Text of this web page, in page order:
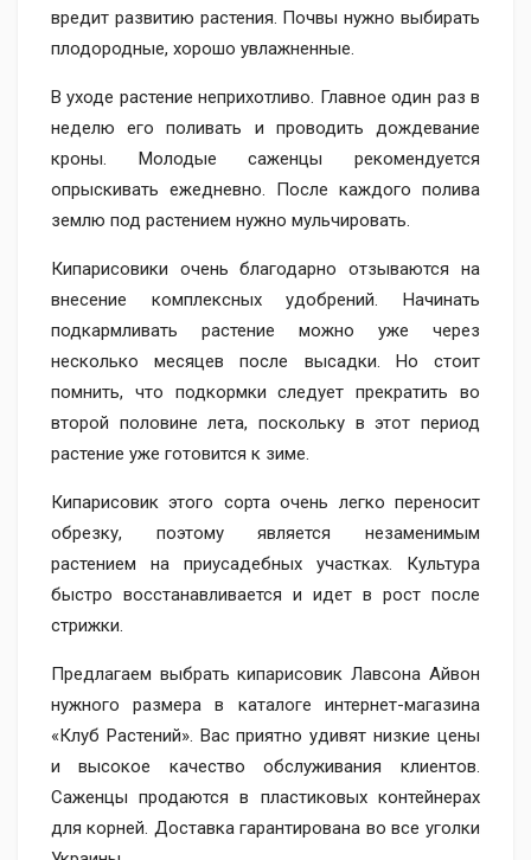
вредит развитию растения. Почвы нужно выбирать
плодородные, хорошо увлажненные.
В уходе растение неприхотливо. Главное один раз в
неделю его поливать и проводить дождевание
кроны. Молодые саженцы рекомендуется
опрыскивать ежедневно. После каждого полива
землю под растением нужно мульчировать.
Кипарисовики очень благодарно отзываются на
внесение комплексных удобрений. Начинать
подкармливать растение можно уже через
несколько месяцев после высадки. Но стоит
помнить, что подкормки следует прекратить во
второй половине лета, поскольку в этот период
растение уже готовится к зиме.
Кипарисовик этого сорта очень легко переносит
обрезку, поэтому является незаменимым
растением на приусадебных участках. Культура
быстро восстанавливается и идет в рост после
стрижки.
Предлагаем выбрать кипарисовик Лавсона Айвон
нужного размера в каталоге интернет-магазина
«Клуб Растений». Вас приятно удивят низкие цены
и высокое качество обслуживания клиентов.
Саженцы продаются в пластиковых контейнерах
для корней. Доставка гарантирована во все уголки